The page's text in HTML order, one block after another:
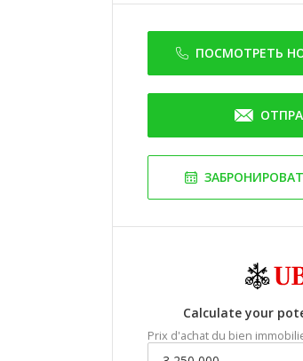
ПОСМОТРЕТЬ
Calculate your
Prix d'achat du bien